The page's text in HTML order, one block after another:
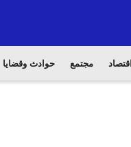
اقتصاد مجتمع حوادث وقضايا